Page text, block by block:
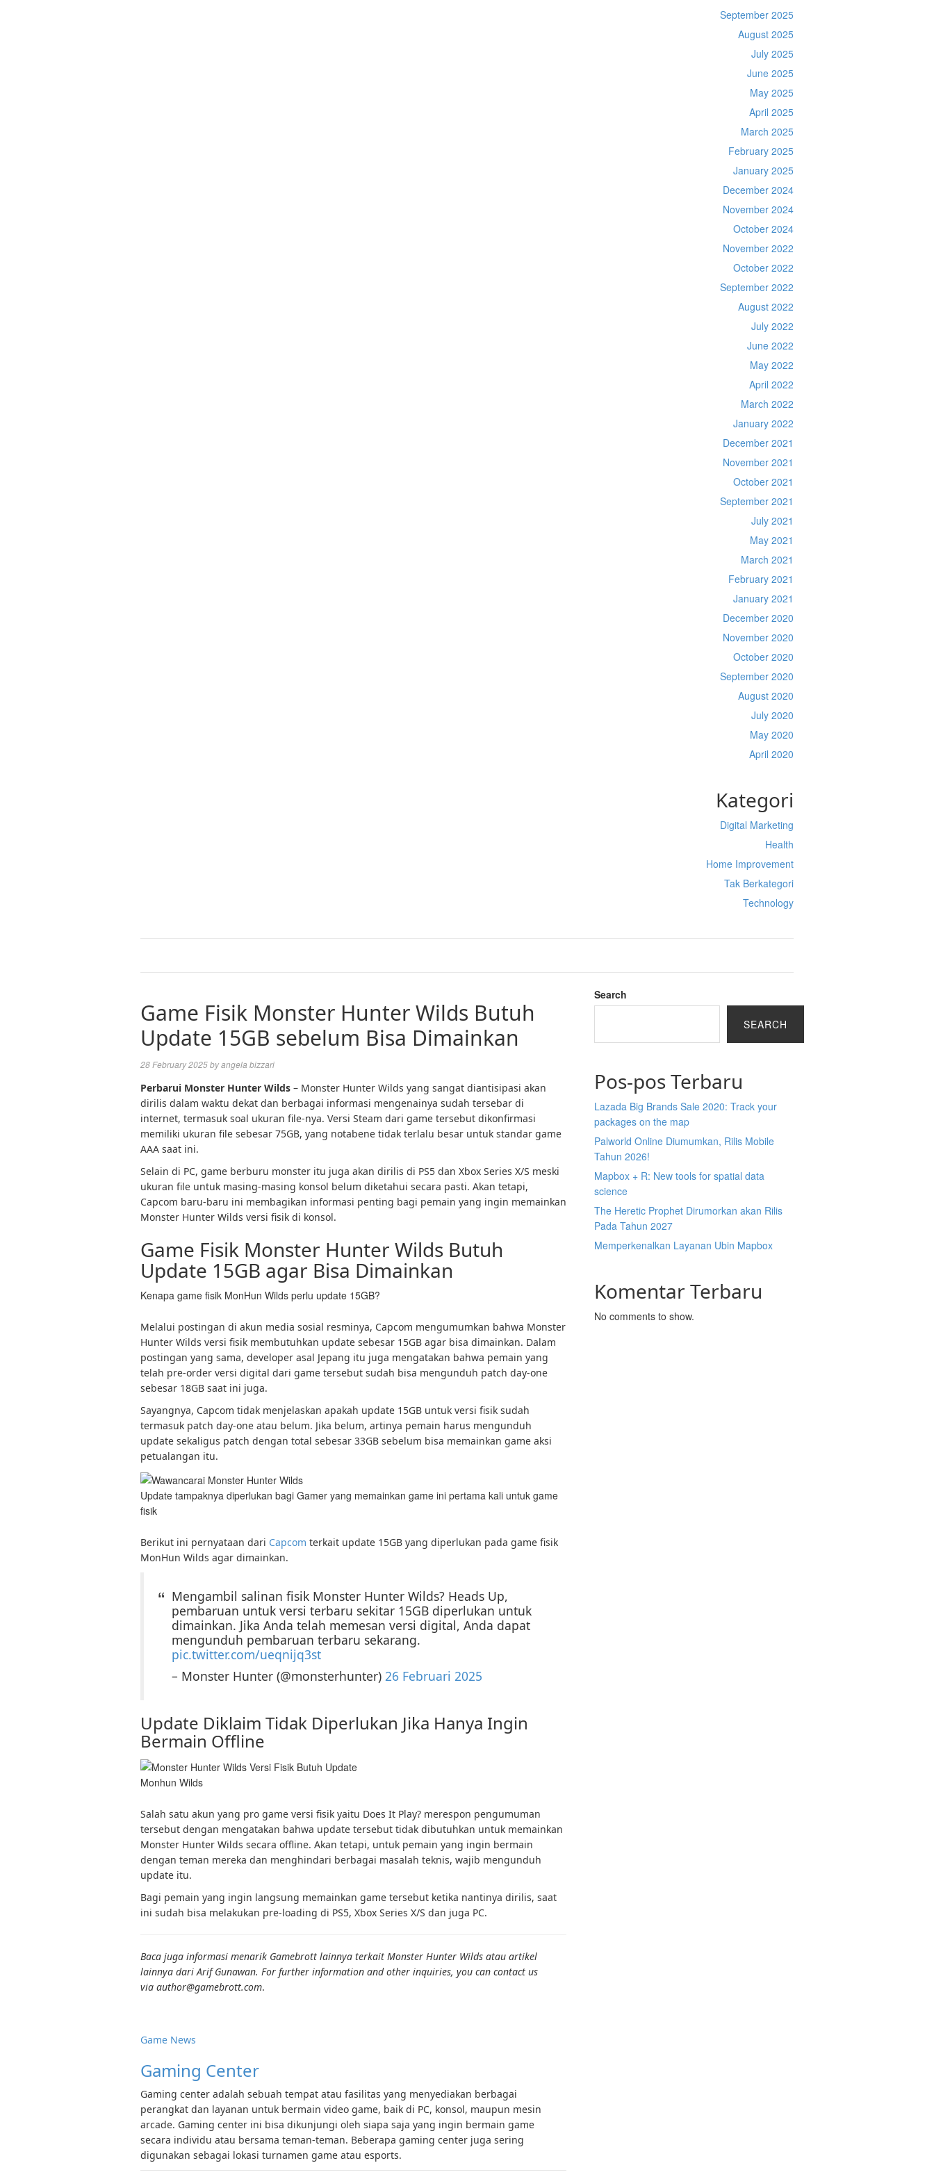
September 2025
August 2025
July 2025
June 2025
May 2025
April 2025
March 2025
February 2025
January 2025
December 2024
November 2024
October 2024
November 2022
October 2022
September 2022
August 2022
July 2022
June 2022
May 2022
April 2022
March 2022
January 2022
December 2021
November 2021
October 2021
September 2021
July 2021
May 2021
March 2021
February 2021
January 2021
December 2020
November 2020
October 2020
September 2020
August 2020
July 2020
May 2020
April 2020
Kategori
Digital Marketing
Health
Home Improvement
Tak Berkategori
Technology
Game Fisik Monster Hunter Wilds Butuh
Update 15GB sebelum Bisa Dimainkan
28 February 2025byangela bizzari
Perbarui Monster Hunter Wilds – Monster Hunter Wilds yang sangat diantisipasi akan
dirilis dalam waktu dekat dan berbagai informasi mengenainya sudah tersebar di
internet, termasuk soal ukuran file-nya. Versi Steam dari game tersebut dikonfirmasi
memiliki ukuran file sebesar 75GB, yang notabene tidak terlalu besar untuk standar game
AAA saat ini.
Selain di PC, game berburu monster itu juga akan dirilis di PS5 dan Xbox Series X/S meski
ukuran file untuk masing-masing konsol belum diketahui secara pasti. Akan tetapi,
Capcom baru-baru ini membagikan informasi penting bagi pemain yang ingin memainkan
Monster Hunter Wilds versi fisik di konsol.
Game Fisik Monster Hunter Wilds Butuh
Update 15GB agar Bisa Dimainkan
Kenapa game fisik MonHun Wilds perlu update 15GB?
Melalui postingan di akun media sosial resminya, Capcom mengumumkan bahwa Monster
Hunter Wilds versi fisik membutuhkan update sebesar 15GB agar bisa dimainkan. Dalam
postingan yang sama, developer asal Jepang itu juga mengatakan bahwa pemain yang
telah pre-order versi digital dari game tersebut sudah bisa mengunduh patch day-one
sebesar 18GB saat ini juga.
Sayangnya, Capcom tidak menjelaskan apakah update 15GB untuk versi fisik sudah
termasuk patch day-one atau belum. Jika belum, artinya pemain harus mengunduh
update sekaligus patch dengan total sebesar 33GB sebelum bisa memainkan game aksi
petualangan itu.
Update tampaknya diperlukan bagi Gamer yang memainkan game ini pertama kali untuk game
fisik
Berikut ini pernyataan dari Capcom terkait update 15GB yang diperlukan pada game fisik
MonHun Wilds agar dimainkan.
Mengambil salinan fisik Monster Hunter Wilds? Heads Up,
pembaruan untuk versi terbaru sekitar 15GB diperlukan untuk
dimainkan. Jika Anda telah memesan versi digital, Anda dapat
mengunduh pembaruan terbaru sekarang.
pic.twitter.com/ueqnijq3st
– Monster Hunter (@monsterhunter) 26 Februari 2025
Update Diklaim Tidak Diperlukan Jika Hanya Ingin
Bermain Offline
Monhun Wilds
Salah satu akun yang pro game versi fisik yaitu Does It Play? merespon pengumuman
tersebut dengan mengatakan bahwa update tersebut tidak dibutuhkan untuk memainkan
Monster Hunter Wilds secara offline. Akan tetapi, untuk pemain yang ingin bermain
dengan teman mereka dan menghindari berbagai masalah teknis, wajib mengunduh
update itu.
Bagi pemain yang ingin langsung memainkan game tersebut ketika nantinya dirilis, saat
ini sudah bisa melakukan pre-loading di PS5, Xbox Series X/S dan juga PC.
Baca juga informasi menarik Gamebrott lainnya terkait Monster Hunter Wilds atau artikel
lainnya dari Arif Gunawan. For further information and other inquiries, you can contact us
via author@gamebrott.com.
Game News
Gaming Center
Gaming center adalah sebuah tempat atau fasilitas yang menyediakan berbagai
perangkat dan layanan untuk bermain video game, baik di PC, konsol, maupun mesin
arcade. Gaming center ini bisa dikunjungi oleh siapa saja yang ingin bermain game
secara individu atau bersama teman-teman. Beberapa gaming center juga sering
digunakan sebagai lokasi turnamen game atau esports.
Search
SEARCH
Pos-pos Terbaru
Lazada Big Brands Sale 2020: Track your
packages on the map
Palworld Online Diumumkan, Rilis Mobile
Tahun 2026!
Mapbox + R: New tools for spatial data
science
The Heretic Prophet Dirumorkan akan Rilis
Pada Tahun 2027
Memperkenalkan Layanan Ubin Mapbox
Komentar Terbaru
No comments to show.